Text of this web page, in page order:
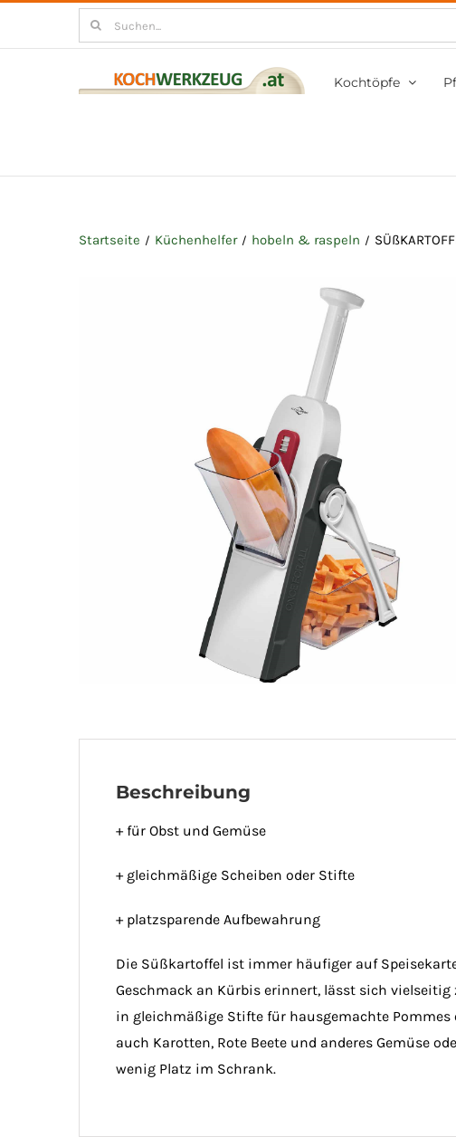
Suchen
nach:
Kochtöpfe
Startseite Küchenhelfer hobeln & raspeln
Beschreibung
+ für Obst und Gemüse
+ gleichmäßige Scheiben oder Stifte
+ platzsparende Aufbewahrung
Die Süßkartoffel ist immer häufiger auf
Geschmack an Kürbis erinnert, lässt sich vielseitig
in gleichmäßige Stifte für hausgemachte Pommes
auch Karotten, Rote Beete und anderes Gemüse
wenig Platz im Schrank.